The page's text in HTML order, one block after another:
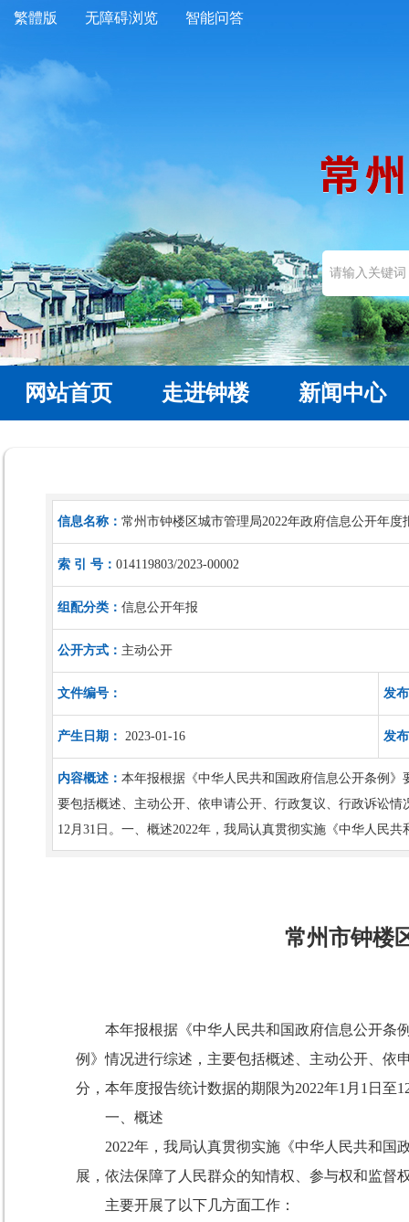
繁體版 无障碍浏览 智能问答
网站首页 走进钟楼 新闻中心
信息名称： 常州市钟楼区城市管理局2022年政府信息公开年度
索 引 号： 014119803/2023-00002
组配分类： 信息公开年报
公开方式： 主动公开
文件编号： 发
产生日期： 2023-01-16 发
内容概述： 本年报根据《中华人民共和国政府信息公开条例
要包括概述、主动公开、依申请公开、行政复议、行政诉讼
12月31日。一、概述2022年，我局认真贯彻实施《中华人民
常州市钟楼
本年报根据《中华人民共和国政府信息公开条
例》情况进行综述，主要包括概述、主动公开、依
分，本年度报告统计数据的期限为2022年1 月 1 日至
一、 概述
2022年，我局认真贯彻实施《中华人民共和国
展，依法保障了人民群众的知情权、参与权和监督
主要开展了以下几方面工作：